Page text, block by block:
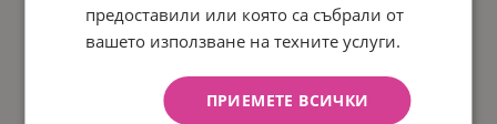
предоставили или която са събрали от
вашето използване на техните услуги.
ПРИЕМЕТЕ ВСИЧКИ